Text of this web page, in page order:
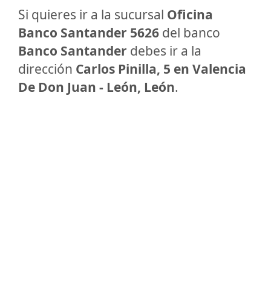
Si quieres ir a la sucursal Oficina
Banco Santander 5626 del banco
Banco Santander debes ir a la
dirección Carlos Pinilla, 5 en Valencia
De Don Juan - León, León.